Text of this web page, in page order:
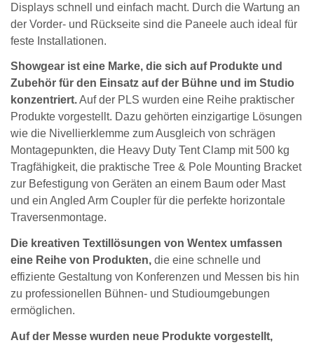
Displays schnell und einfach macht. Durch die Wartung an
der Vorder- und Rückseite sind die Paneele auch ideal für
feste Installationen.
Showgear ist eine Marke, die sich auf Produkte und
Zubehör für den Einsatz auf der Bühne und im Studio
konzentriert.Auf der PLS wurden eine Reihe praktischer
Produkte vorgestellt. Dazu gehörten einzigartige Lösungen
wie die Nivellierklemme zum Ausgleich von schrägen
Montagepunkten, die Heavy Duty Tent Clamp mit 500 kg
Tragfähigkeit, die praktische Tree & Pole Mounting Bracket
zur Befestigung von Geräten an einem Baum oder Mast
und ein Angled Arm Coupler für die perfekte horizontale
Traversenmontage.
Die kreativen Textillösungen von Wentex umfassen
eine Reihe von Produkten, die eine schnelle und
effiziente Gestaltung von Konferenzen und Messen bis hin
zu professionellen Bühnen- und Studioumgebungen
ermöglichen.
Auf der Messe wurden neue Produkte vorgestellt,